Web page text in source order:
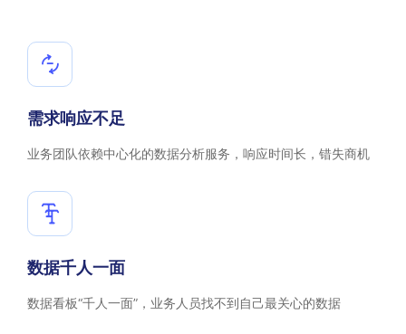
需求响应不足
业务团队依赖中心化的数据分析服务，响应时间长，错失商机
数据千人一面
数据看板“千人一面”，业务人员找不到自己最关心的数据